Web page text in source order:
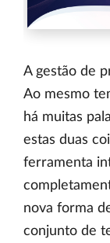
A gestão de
Ao mesmo
há muitas
estas duas
ferramenta
nova forma
conjunto de